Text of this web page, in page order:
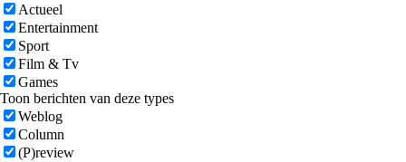
Actueel
Entertainment
Sport
Film & Tv
Games
Toon berichten van deze types
Weblog
Column
(P)review